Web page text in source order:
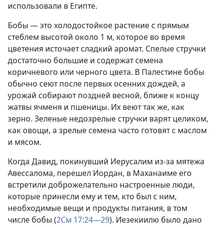
использовали в Египте.
Бобы — это холодостойкое растение с прямым
стеблем высотой около 1 м, которое во время
цветения источает сладкий аромат. Спелые стручки
достаточно большие и содержат семена
коричневого или черного цвета. В Палестине бобы
обычно сеют после первых осенних дождей, а
урожай собирают поздней весной, ближе к концу
жатвы ячменя и пшеницы. Их веют так же, как
зерно. Зеленые недозрелые стручки варят целиком,
как овощи, а зрелые семена часто готовят с маслом
и мясом.
Когда Давид, покинувший Иерусалим из-за мятежа
Авессалома, перешел Иордан, в Маханаиме его
встретили доброжелательно настроенные люди,
которые принесли ему и тем, кто был с ним,
необходимые вещи и продукты питания, в том
числе бобы (2См 17:24—29). Иезекиилю было дано